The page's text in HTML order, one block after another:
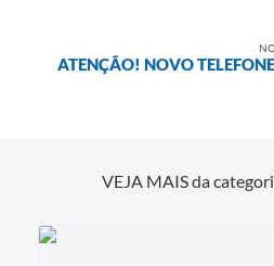
ATENÇÃO! NOVO
VEJA MAIS da